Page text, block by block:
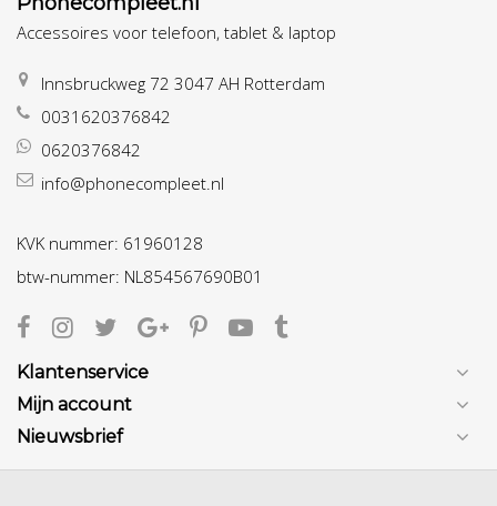
Accessoires voor telefoon, tablet & laptop
Innsbruckweg 72 3047 AH Rotterdam
0031620376842
0620376842
info@phonecompleet.nl
KVK nummer: 61960128
btw-nummer: NL854567690B01
Klantenservice
Mijn account
Nieuwsbrief